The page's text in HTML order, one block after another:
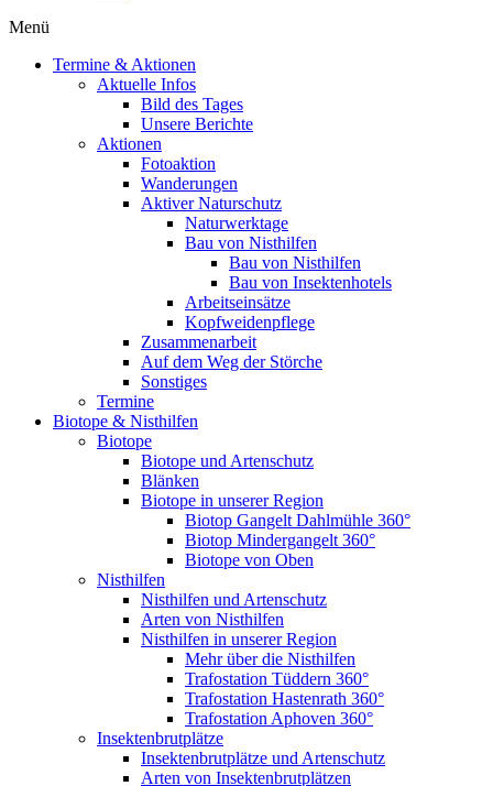
Menü
Termine & Aktionen
Aktuelle Infos
Bild des Tages
Unsere Berichte
Aktionen
Fotoaktion
Wanderungen
Aktiver Naturschutz
Naturwerktage
Bau von Nisthilfen
Bau von Nisthilfen
Bau von Insektenhotels
Arbeitseinsätze
Kopfweidenpflege
Zusammenarbeit
Auf dem Weg der Störche
Sonstiges
Termine
Biotope & Nisthilfen
Biotope
Biotope und Artenschutz
Blänken
Biotope in unserer Region
Biotop Gangelt Dahlmühle 360°
Biotop Mindergangelt 360°
Biotope von Oben
Nisthilfen
Nisthilfen und Artenschutz
Arten von Nisthilfen
Nisthilfen in unserer Region
Mehr über die Nisthilfen
Trafostation Tüddern 360°
Trafostation Hastenrath 360°
Trafostation Aphoven 360°
Insektenbrutplätze
Insektenbrutplätze und Artenschutz
Arten von Insektenbrutplätzen